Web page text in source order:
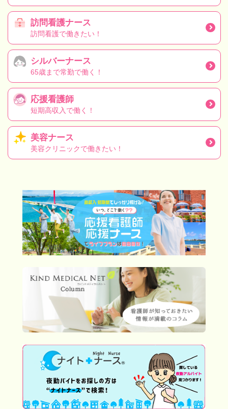
訪問看護ナース
訪問看護で働きたい！
シルバーナース
65歳まで常勤で働く！
応援看護師
短期高収入で働く！
美容ナース
美容クリニックで働きたい！